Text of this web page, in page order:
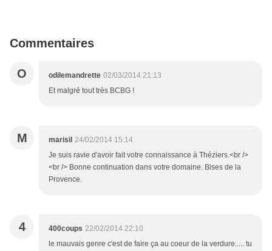
Commentaires
O odilemandrette 02/03/2014 21:13
Et malgré tout très BCBG !
M marisil 24/02/2014 15:14
Je suis ravie d'avoir fait votre connaissance à Théziers.<br />
<br /> Bonne continuation dans votre domaine. Bises de la
Provence.
4 400coups 22/02/2014 22:10
le mauvais genre c'est de faire ça au coeur de la verdure..... tu